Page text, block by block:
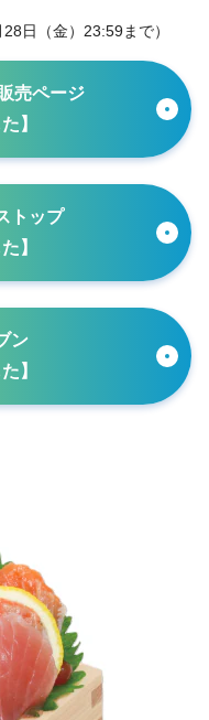
日（金）23:59まで）
売ページ
】
トップ
】
ン
】